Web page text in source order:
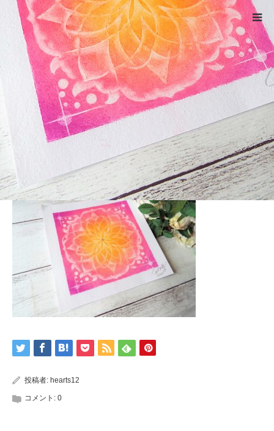
ホーム DSCF4860
Warning: ltrim() expects parameter 1 to be string, object given
/home/xs524725/reiki-kumamoto.com/public_html/wp-
includes/formatting.phpon line4343
DSCF4860
投稿者: hearts12
コメント: 0